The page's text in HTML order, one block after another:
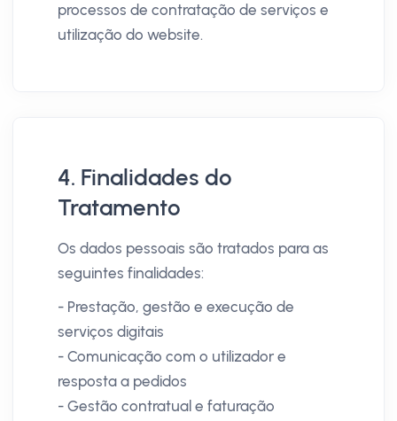
processos de contratação de serviços e
utilização do website.
4. Finalidades do
Tratamento
Os dados pessoais são tratados para as
seguintes finalidades:
- Prestação, gestão e execução de
serviços digitais
- Comunicação com o utilizador e
resposta a pedidos
- Gestão contratual e faturação